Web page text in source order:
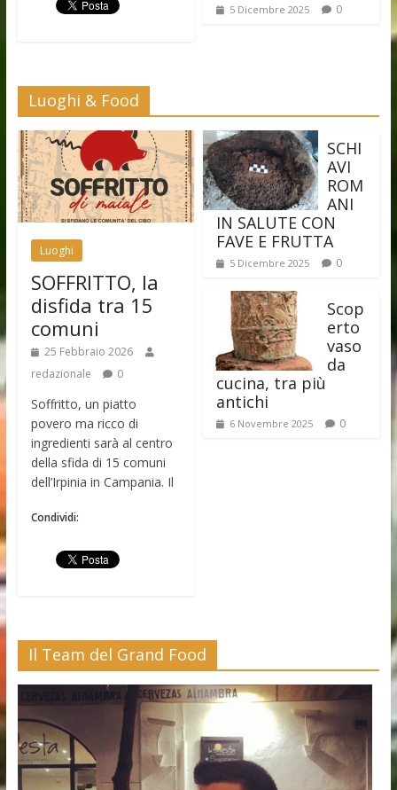
5 Dicembre 2025 0
Luoghi & Food
Luoghi
SOFFRITTO, la
disfida tra 15
comuni
25 Febbraio 2026
redazionale
0
Soffritto, un piatto
povero ma ricco di
ingredienti sarà al centro
della sfida di 15 comuni
dell’Irpinia in Campania. Il
Condividi:
SCHI
AVI
ROM
ANI
IN SALUTE CON
FAVE E FRUTTA
5 Dicembre 2025 0
Scop
erto
vaso
da
cucina, tra più
antichi
6 Novembre 2025 0
Il Team del Grand Food